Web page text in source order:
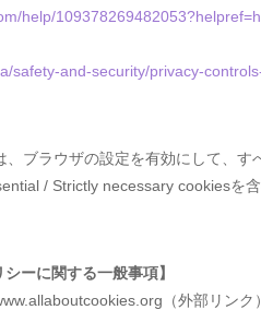
help/
safety-and-security/privacy-
、ブラウザの設定を有効にして、
/ Strictly necessary cookiesを
ーに関する一般事項】
（外部リン